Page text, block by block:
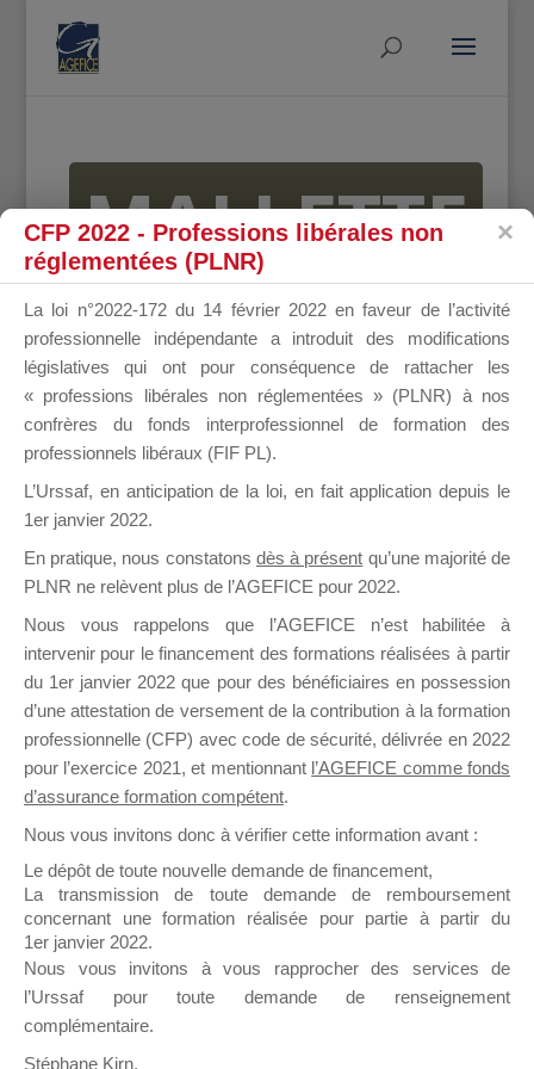
MALLETTE
DU
DIRIGEANT
il y a un mois
Ce groupe est destiné aux Organismes de
Formation qui souhaitent répondre à l’Appel à
Propositions Mallette du Dirigeant.
Ce groupe propose un forum dédié au support
sur lequel il est possible de laisser un message
ou poser une question.
NB : Il est nécessaire d’être
pouvoir rejoindre ce groupe
CFP 2022 - Professions libérales non
réglementées (PLNR)
La loi n°2022-172 du 14 février 2022 en faveur de l’activité
professionnelle indépendante a introduit des modifications
législatives qui ont pour conséquence de rattacher les
« professions libérales non réglementées » (PLNR) à nos
confrères du fonds interprofessionnel de formation des
professionnels libéraux (FIF PL).
L’Urssaf, en anticipation de la loi, en fait application depuis le
1er janvier 2022.
En pratique, nous constatons dès à présent qu’une majorité de
PLNR ne relèvent plus de l’AGEFICE pour 2022.
Nous vous rappelons que l’AGEFICE n’est habilitée à
intervenir pour le financement des formations réalisées à partir
du 1er janvier 2022 que pour des bénéficiaires en possession
d’une attestation de versement de la contribution à la formation
professionnelle (CFP) avec code de sécurité, délivrée en 2022
pour l’exercice 2021, et mentionnant l’AGEFICE comme fonds
d’assurance formation compétent.
Nous vous invitons donc à vérifier cette information avant :
Le dépôt de toute nouvelle demande de financement,
La transmission de toute demande de remboursement
concernant une formation réalisée pour partie à partir du
1er janvier 2022.
Nous vous invitons à vous rapprocher des services de
l’Urssaf pour toute demande de renseignement
complémentaire.
Stéphane Kirn,